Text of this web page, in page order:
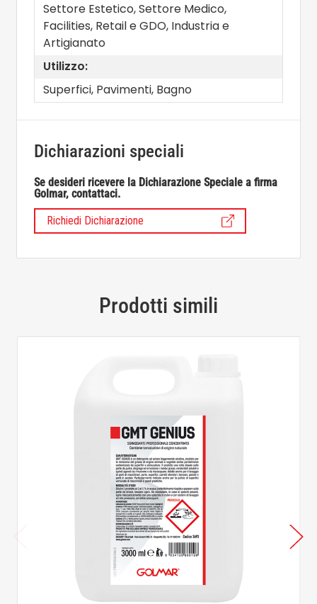
Settore Estetico, Settore Medico,
Facilities, Retail e GDO, Industria e
Artigianato
Utilizzo:
Superfici, Pavimenti, Bagno
Dichiarazioni speciali
Se desideri ricevere la Dichiarazione Speciale a firma
Golmar, contattaci.
Richiedi Dichiarazione
Prodotti simili